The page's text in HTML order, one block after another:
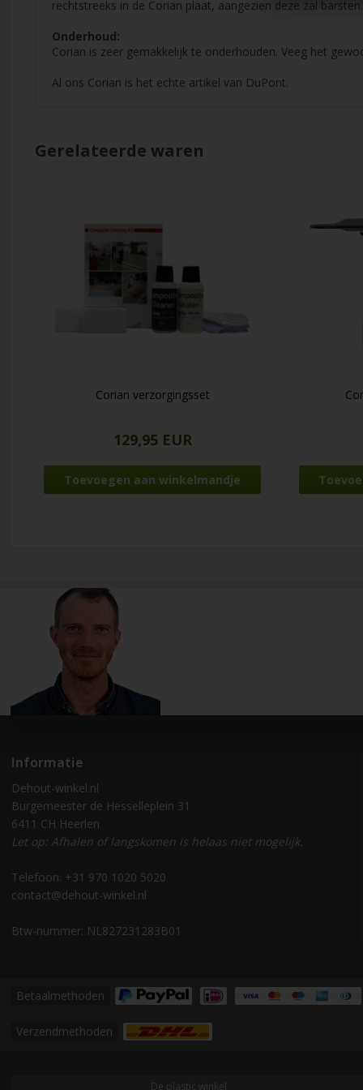
rechtstreeks in de Corian plaat, aangezien deze zal
Onderhoud:
Corian is zeer gemakkelijk te onderhouden. Veeg het
Al ons Corian is het echte artikel van DuPont.
Gerelateerde waren
Corian verzorgingsset
129,95 EUR
Informatie
Dehout-winkel.nl
Burgemeester de Hesselleplein 31
6411 CH Heerlen
Let op: Afhalen of langskomen is helaas niet mogelijk.
Telefoon: +31 970 1020 5020
contact@dehout-winkel.nl
Btw-nummer: NL827231283B01
Betaalmethoden
Verzendmethoden
De plastic winkel